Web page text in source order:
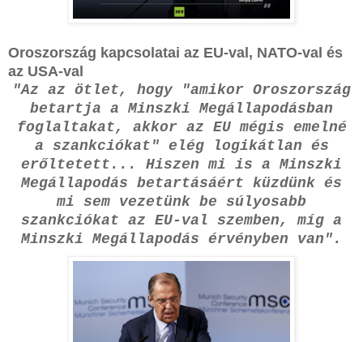
Oroszország kapcsolatai az EU-val, NATO-val és
az USA-val
"Az az ötlet, hogy "amikor Oroszország
betartja a Minszki Megállapodásban
foglaltakat, akkor az EU mégis emelné
a szankciókat" elég logikátlan és
erőltetett... Hiszen mi is a Minszki
Megállapodás betartásáért küzdünk és
mi sem vezetünk be súlyosabb
szankciókat az EU-val szemben, míg a
Minszki Megállapodás érvényben van".